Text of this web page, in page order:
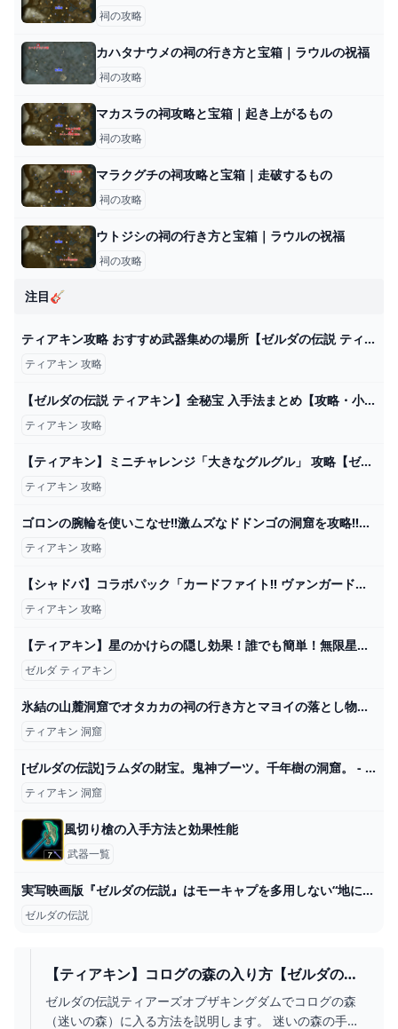
祠の攻略
カハタナウメの祠の行き方と宝箱｜ラウルの祝福
祠の攻略
マカスラの祠攻略と宝箱｜起き上がるもの
祠の攻略
マラクグチの祠攻略と宝箱｜走破するもの
祠の攻略
ウトジシの祠の行き方と宝箱｜ラウルの祝福
祠の攻略
注目🎸
ティアキン攻略 おすすめ武器集めの場所【ゼルダの伝説 ティアーズオブザキングダム】
ティアキン 攻略
【ゼルダの伝説 ティアキン】全秘宝 入手法まとめ【攻略・小ネタ・検証】【ゼルダの伝説 ティアーズオブザキングダム】【ティアキン】【totk】【ゼルダ】 - YouTube
ティアキン 攻略
【ティアキン】ミニチャレンジ「大きなグルグル」 攻略【ゼルダの伝説】 - YouTube
ティアキン 攻略
ゴロンの腕輪を使いこなせ!!激ムズなドドンゴの洞窟を攻略!!リメイク版実況Part7【ゼルダの伝説時のオカリナ3D】 - YouTube
ティアキン 攻略
【シャドバ】コラボパック「カードファイト!! ヴァンガード」の新カードを先行公開【シャドウバース】 - ゲームウィズ
ティアキン 攻略
【ティアキン】星のかけらの隠し効果！誰でも簡単！無限星のかけら集め！【ゼルダの伝説】 - YouTube
ゼルダ ティアキン
氷結の山麓洞窟でオタカカの祠の行き方とマヨイの落とし物の入手方法【ゼルダの伝説 ティアーズオブザキングダム（ティアキン）】 - YouTube
ティアキン 洞窟
[ゼルダの伝説]ラムダの財宝。鬼神ブーツ。千年樹の洞窟。 - YouTube
ティアキン 洞窟
風切り槍の入手方法と効果性能
武器一覧
実写映画版『ゼルダの伝説』はモーキャプを多用しない“地に足ついた作品”に。かつては「アバター」のような映画を想像していた監督が考えを明かす―海外報道 Game*Spark - 国内・海外ゲーム情報サイト
ゼルダの伝説
【ティアキン】コログの森の入り方【ゼルダの伝
説ティアーズオブザキングダム】
ゼルダの伝説ティアーズオブザキングダムでコログの森
（迷いの森）に入る方法を説明します。 迷いの森の手前